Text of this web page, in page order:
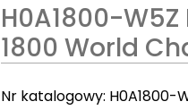
H0A1800-
1800 World
Nr katalogowy: H0A1800-